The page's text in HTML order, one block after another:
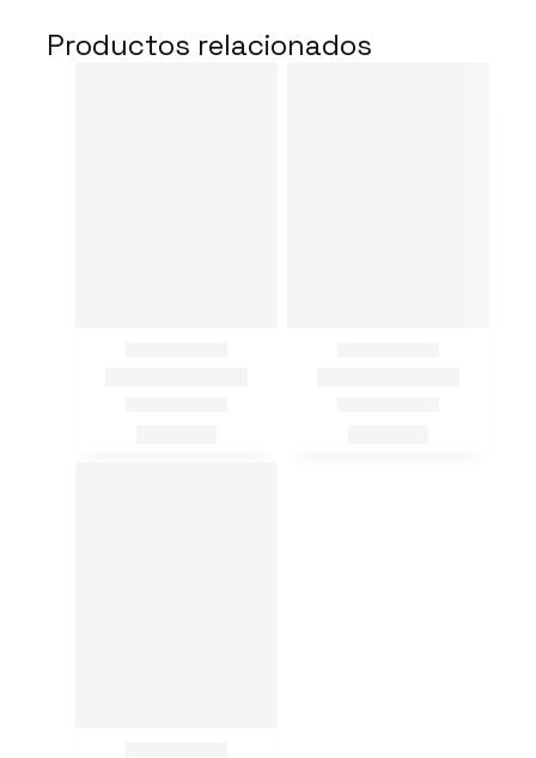
Productos relacionados